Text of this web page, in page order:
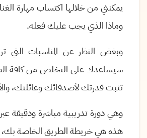
يمكنني من خلالها اكتساب مهارة
وماذا الذي يجب عليك فعله.
وبغض النظر عن المناسبات التي
سيساعدك على التخلص من كافة
تثبت قدرتك لأصدقائك وعائلتك،
هذه هي خريطة الطريق الخاصة